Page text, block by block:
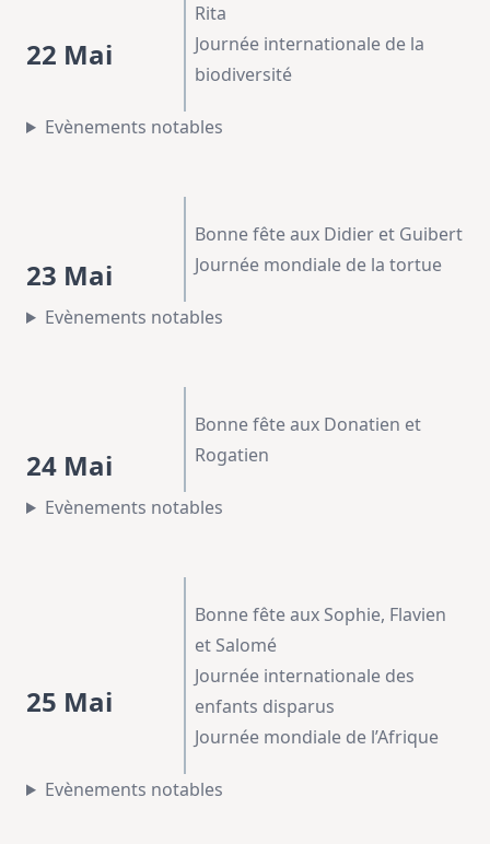
22 Mai
Rita
Journée internationale de la
biodiversité
Evènements notables
23 Mai
Bonne fête aux Didier et Guibert
Journée mondiale de la tortue
Evènements notables
24 Mai
Bonne fête aux Donatien et
Rogatien
Evènements notables
25 Mai
Bonne fête aux Sophie, Flavien
et Salomé
Journée internationale des
enfants disparus
Journée mondiale de l’Afrique
Evènements notables